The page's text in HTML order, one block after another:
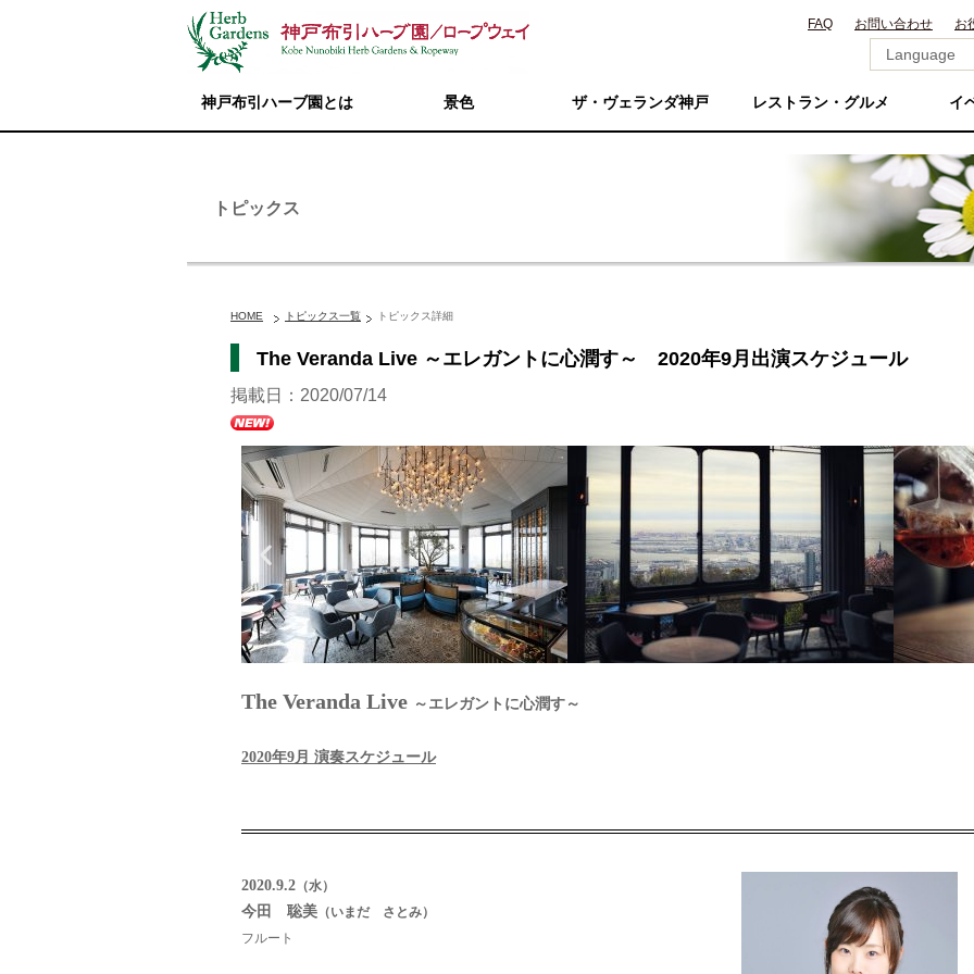
FAQ お問い合わせ お
神戸布引ハーブ園とは 景色 ザ・ヴェランダ神戸 レストラン・グルメ イ
トピックス
HOME トピックス一覧 トピックス詳細
The Veranda Live ～エレガントに心潤す～ 2020年9月出演スケジュール
掲載日：2020/07/14
The Veranda Live ～エレガントに心潤す～
2020年9月 演奏スケジュール
2020.9.2 （水）
今田 聡美 （いまだ さとみ）
フルート